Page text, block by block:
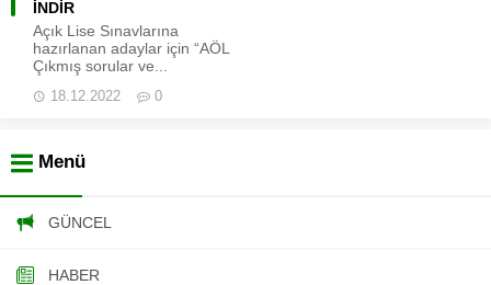
İNDİR
Açık Lise Sınavlarına
hazırlanan adaylar için “AÖL
Çıkmış sorular ve...
18.12.2022 0
Menü
GÜNCEL
HABER